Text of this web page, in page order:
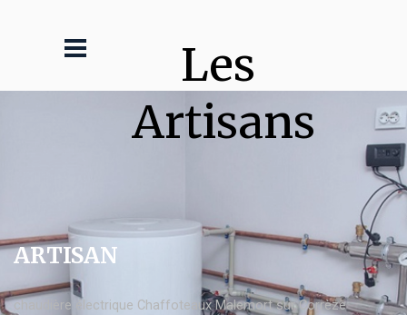
Les
Artisans
ARTISAN
chaudière électrique Chaffoteaux Malemort sur Corrèze